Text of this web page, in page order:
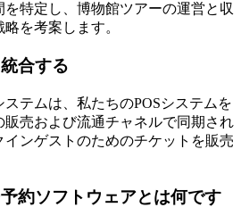
特定し、博物館ツアーの運営と収
を考案します。
合する
テムは、私たちのPOSシステムを
売および流通チャネルで同期され
ンゲストのためのチケットを販売
約ソフトウェアとは何です